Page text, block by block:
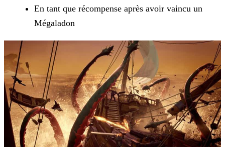
En tant que récompense après avoir vaincu un
Mégaladon